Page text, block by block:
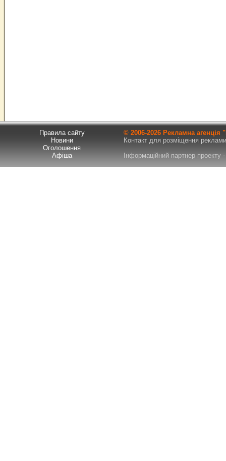
Правила сайту
Новини
Оголошення
Афіша
© 2006-2026 Рекламна
Контакт для розміщення
Інформаційний партнер проекту